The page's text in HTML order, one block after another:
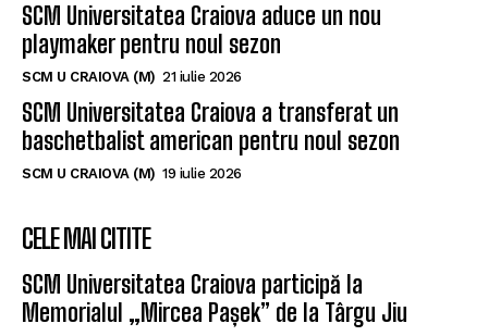
SCM Universitatea Craiova aduce un nou
playmaker pentru noul sezon
SCM U CRAIOVA (M) 21 iulie 2026
SCM Universitatea Craiova a transferat un
baschetbalist american pentru noul sezon
SCM U CRAIOVA (M) 19 iulie 2026
CELE MAI CITITE
SCM Universitatea Craiova participă la
Memorialul „Mircea Pașek” de la Târgu Jiu